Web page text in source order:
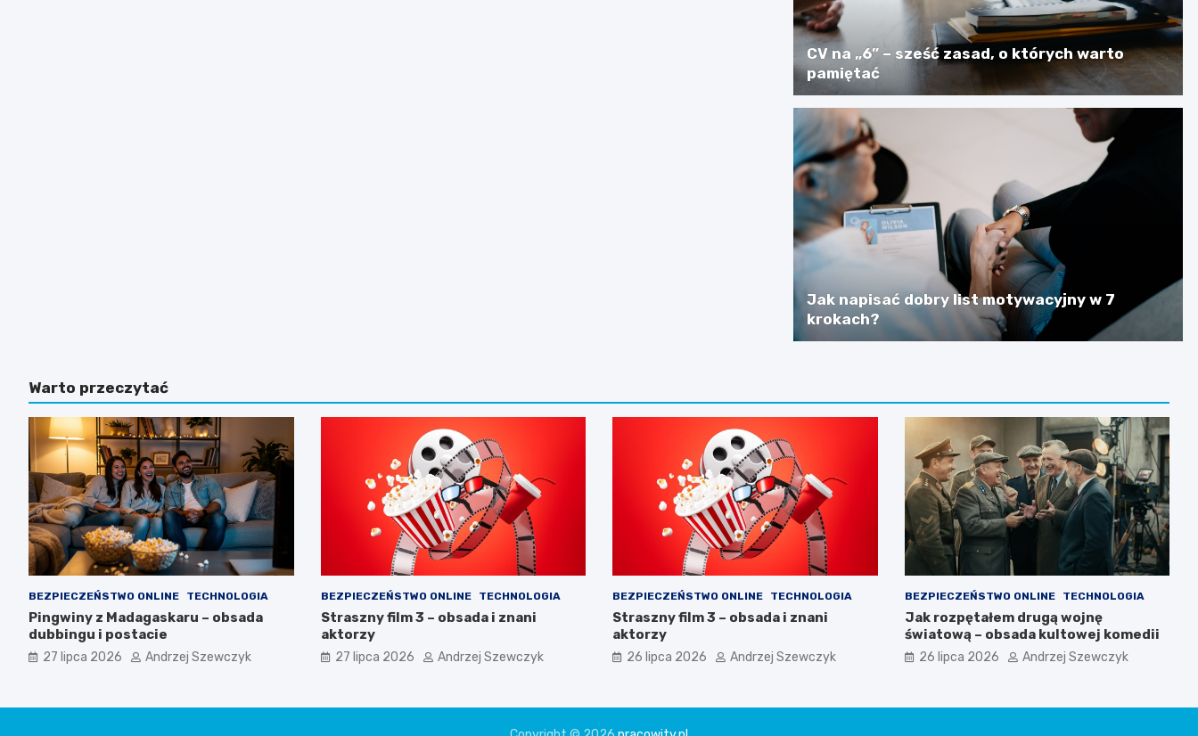
CV na „6” – sześć zasad, o których warto
pamiętać
Jak napisać dobry list motywacyjny w 7
krokach?
Warto przeczytać
BEZPIECZEŃSTWO ONLINE TECHNOLOGIA
Pingwiny z Madagaskaru – obsada
dubbingu i postacie
27 lipca 2026 Andrzej Szewczyk
BEZPIECZEŃSTWO ONLINE TECHNOLOGIA
Straszny film 3 – obsada i znani
aktorzy
27 lipca 2026 Andrzej Szewczyk
BEZPIECZEŃSTWO ONLINE TECHNOLOGIA
Straszny film 3 – obsada i znani
aktorzy
26 lipca 2026 Andrzej Szewczyk
BEZPIECZEŃSTWO ONLINE TECHNOLOGIA
Jak rozpętałem drugą wojnę
światową – obsada kultowej komedii
26 lipca 2026 Andrzej Szewczyk